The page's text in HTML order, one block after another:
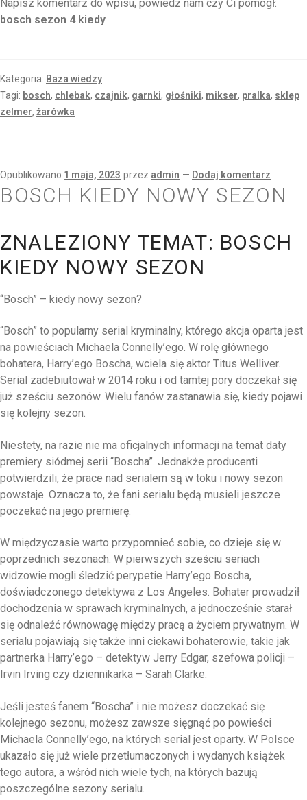
Napisz komentarz do wpisu, powiedz nam czy Ci pomógł:
bosch sezon 4 kiedy
Kategoria: Baza wiedzy
Tagi: bosch, chlebak, czajnik, garnki, głośniki, mikser, pralka, sklep
zelmer, żarówka
Opublikowano 1 maja, 2023 przez admin — Dodaj komentarz
BOSCH KIEDY NOWY SEZON
ZNALEZIONY TEMAT: BOSCH
KIEDY NOWY SEZON
“Bosch” – kiedy nowy sezon?
“Bosch” to popularny serial kryminalny, którego akcja oparta jest
na powieściach Michaela Connelly’ego. W rolę głównego
bohatera, Harry’ego Boscha, wciela się aktor Titus Welliver.
Serial zadebiutował w 2014 roku i od tamtej pory doczekał się
już sześciu sezonów. Wielu fanów zastanawia się, kiedy pojawi
się kolejny sezon.
Niestety, na razie nie ma oficjalnych informacji na temat daty
premiery siódmej serii “Boscha”. Jednakże producenti
potwierdzili, że prace nad serialem są w toku i nowy sezon
powstaje. Oznacza to, że fani serialu będą musieli jeszcze
poczekać na jego premierę.
W międzyczasie warto przypomnieć sobie, co dzieje się w
poprzednich sezonach. W pierwszych sześciu seriach
widzowie mogli śledzić perypetie Harry’ego Boscha,
doświadczonego detektywa z Los Angeles. Bohater prowadził
dochodzenia w sprawach kryminalnych, a jednocześnie starał
się odnaleźć równowagę między pracą a życiem prywatnym. W
serialu pojawiają się także inni ciekawi bohaterowie, takie jak
partnerka Harry’ego – detektyw Jerry Edgar, szefowa policji –
Irvin Irving czy dziennikarka – Sarah Clarke.
Jeśli jesteś fanem “Boscha” i nie możesz doczekać się
kolejnego sezonu, możesz zawsze sięgnąć po powieści
Michaela Connelly’ego, na których serial jest oparty. W Polsce
ukazało się już wiele przetłumaczonych i wydanych książek
tego autora, a wśród nich wiele tych, na których bazują
poszczególne sezony serialu.